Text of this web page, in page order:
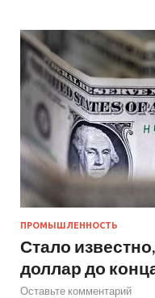
ПРОМЫШЛЕННОСТЬ
Стало
доллар до
Оставьте комментарий